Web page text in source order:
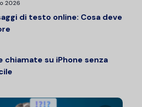
2026
di testo online: Cosa deve
chiamate su iPhone senza